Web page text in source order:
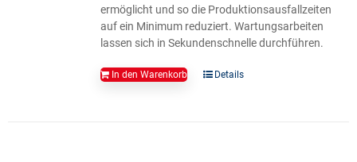
ermöglicht und so die Produktionsausfallzeiten
auf ein Minimum reduziert. Wartungsarbeiten
lassen sich in Sekundenschnelle durchführen.
In den Warenkorb Details